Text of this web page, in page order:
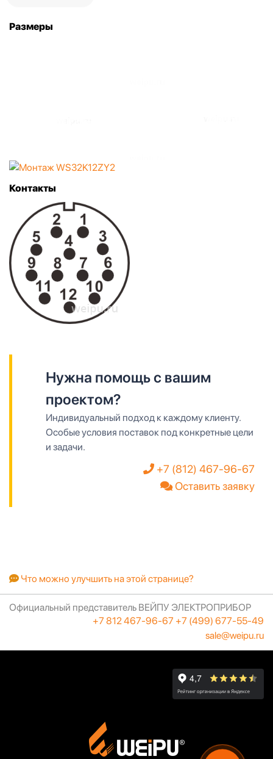
Размеры
Контакты
Нужна помощь с вашим
проектом?
Индивидуальный подход к каждому клиенту.
Особые условия поставок под конкретные цели
и задачи.
+7 (812) 467-96-67
Оставить заявку
Что можно улучшить на этой странице?
Официальный представитель ВЕЙПУ ЭЛЕКТРОПРИБОР
+7 812 467-96-67 +7 (499) 677-55-49
sale@weipu.ru